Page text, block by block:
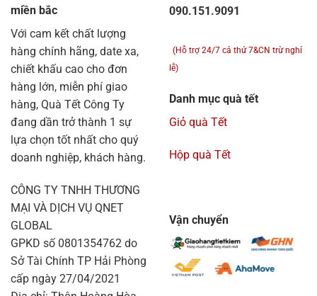
miền bắc
Với cam kết chất lượng
hàng chính hãng, date xa,
chiết khấu cao cho đơn
hàng lớn, miễn phí giao
hàng, Quà Tết Công Ty
đang dần trở thành 1 sự
lựa chọn tốt nhất cho quý
doanh nghiệp, khách hàng.
CÔNG TY TNHH THƯƠNG
MẠI VÀ DỊCH VỤ QNET
GLOBAL
GPKD số 0801354762 do
Sở Tài Chính TP Hải Phòng
cấp ngày 27/04/2021
090.151.9091
(Hỗ trợ 24/7 cả thứ 7&CN trừ nghỉ
lễ)
Danh mục quà tết
Giỏ quà Tết
Hộp quà Tết
Vận chuyển